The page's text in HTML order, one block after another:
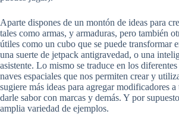
Aparte dispones de un montón de ideas para
tales como armas, y armaduras, pero también
útiles como un cubo que se puede transformar
una suerte de jetpack antigravedad, o una
asistente. Lo mismo se traduce en los
naves espaciales que nos permiten crear y
sugiere más ideas para agregar modificadores
darle sabor con marcas y demás. Y por
amplia variedad de ejemplos.